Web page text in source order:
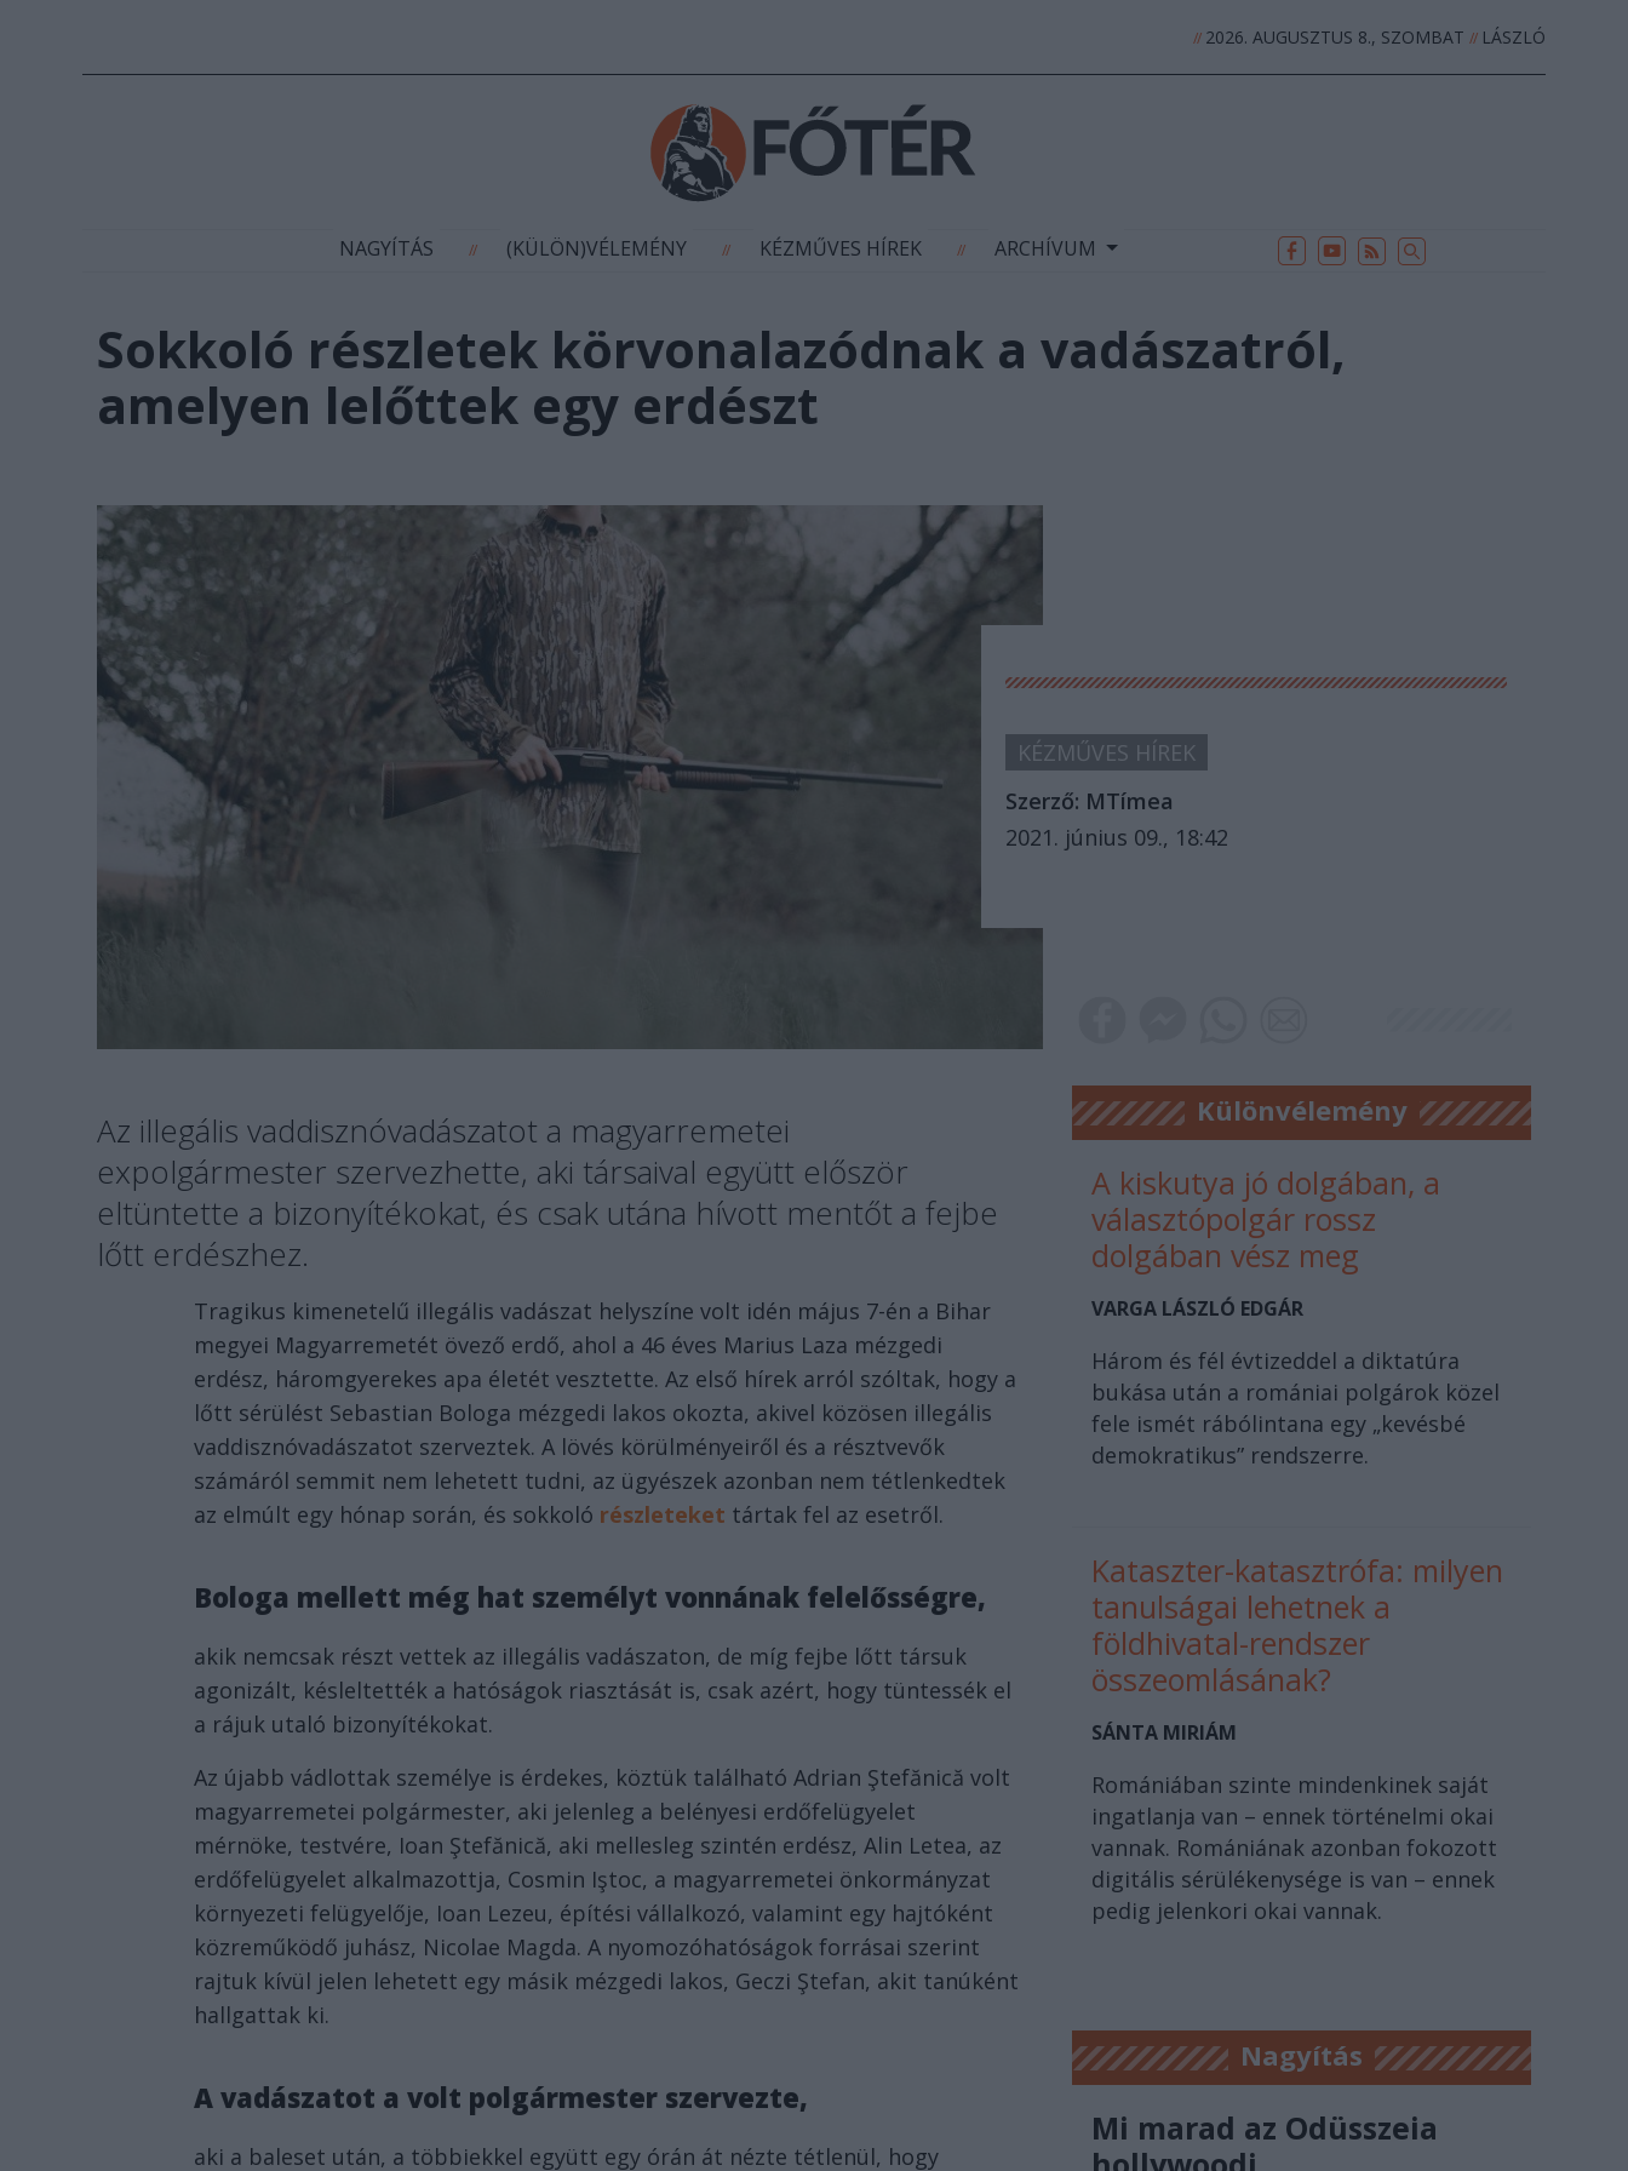
//2026. AUGUSZTUS 8., SZOMBAT //LÁSZLÓ
ARCHÍVUM
NAGYÍTÁS // (KÜLÖN)VÉLEMÉNY // KÉZMŰVES HÍREK // ARCHÍVUM
Sokkoló részletek körvonalazódnak a vadászatról,
amelyen lelőttek egy erdészt
KÉZMŰVES HÍREK
Szerző: MTímea
2021. június 09., 18:42
Az illegális vaddisznóvadászatot a magyarremetei
expolgármester szervezhette, aki társaival együtt először
eltüntette a bizonyítékokat, és csak utána hívott mentőt a fejbe
lőtt erdészhez.
Tragikus kimenetelű illegális vadászat helyszíne volt idén május 7-én a Bihar
megyei Magyarremetét övező erdő, ahol a 46 éves Marius Laza mézgedi
erdész, háromgyerekes apa életét vesztette. Az első hírek arról szóltak, hogy a
lőtt sérülést Sebastian Bologa mézgedi lakos okozta, akivel közösen illegális
vaddisznóvadászatot szerveztek. A lövés körülményeiről és a résztvevők
számáról semmit nem lehetett tudni, az ügyészek azonban nem tétlenkedtek
az elmúlt egy hónap során, és sokkoló részleteket tártak fel az esetről.
Bologa mellett még hat személyt vonnának felelősségre,
akik nemcsak részt vettek az illegális vadászaton, de míg fejbe lőtt társuk
agonizált, késleltették a hatóságok riasztását is, csak azért, hogy tüntessék el
a rájuk utaló bizonyítékokat.
Az újabb vádlottak személye is érdekes, köztük található Adrian Ştefănică volt
magyarremetei polgármester, aki jelenleg a belényesi erdőfelügyelet
mérnöke, testvére, Ioan Ştefănică, aki mellesleg szintén erdész, Alin Letea, az
erdőfelügyelet alkalmazottja, Cosmin Iştoc, a magyarremetei önkormányzat
környezeti felügyelője, Ioan Lezeu, építési vállalkozó, valamint egy hajtóként
közreműködő juhász, Nicolae Magda. A nyomozóhatóságok forrásai szerint
rajtuk kívül jelen lehetett egy másik mézgedi lakos, Geczi Ştefan, akit tanúként
hallgattak ki.
A vadászatot a volt polgármester szervezte,
aki a baleset után, a többiekkel együtt egy órán át nézte tétlenül, hogy
Különvélemény
A kiskutya jó dolgában, a
választópolgár rossz
dolgában vész meg
VARGA LÁSZLÓ EDGÁR
Három és fél évtizeddel a diktatúra
bukása után a romániai polgárok közel
fele ismét rábólintana egy „kevésbé
demokratikus” rendszerre.
Kataszter-katasztrófa: milyen
tanulságai lehetnek a
földhivatal-rendszer
összeomlásának?
SÁNTA MIRIÁM
Romániában szinte mindenkinek saját
ingatlanja van – ennek történelmi okai
vannak. Romániának azonban fokozott
digitális sérülékenysége is van – ennek
pedig jelenkori okai vannak.
Nagyítás
Mi marad az Odüsszeia